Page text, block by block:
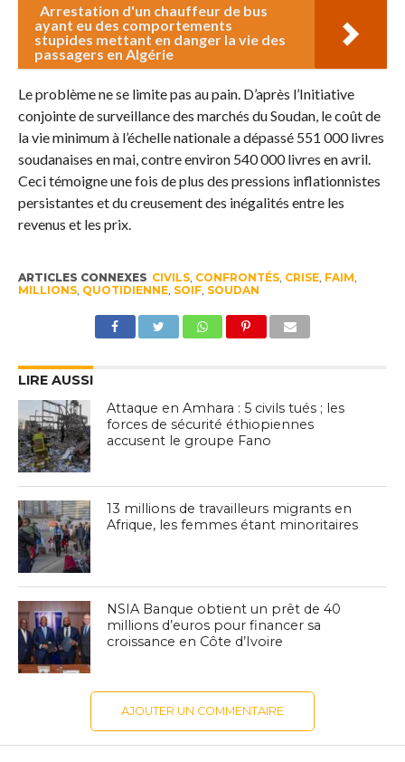
Arrestation d'un chauffeur de bus
ayant eu des comportements
stupides mettant en danger la vie des
passagers en Algérie
Le problème ne se limite pas au pain. D’après l’Initiative
conjointe de surveillance des marchés du Soudan, le coût de
la vie minimum à l’échelle nationale a dépassé 551 000 livres
soudanaises en mai, contre environ 540 000 livres en avril.
Ceci témoigne une fois de plus des pressions inflationnistes
persistantes et du creusement des inégalités entre les
revenus et les prix.
ARTICLES CONNEXES CIVILS, CONFRONTÉS, CRISE, FAIM
MILLIONS, QUOTIDIENNE, SOIF, SOUDAN
LIRE AUSSI
Attaque en Amhara : 5 civils tués ; les
forces de sécurité éthiopiennes
accusent le groupe Fano
13 millions de travailleurs migrants en
Afrique, les femmes étant minoritaires
NSIA Banque obtient un prêt de 40
millions d’euros pour financer sa
croissance en Côte d’Ivoire
AJOUTER UN COMMENTAIRE